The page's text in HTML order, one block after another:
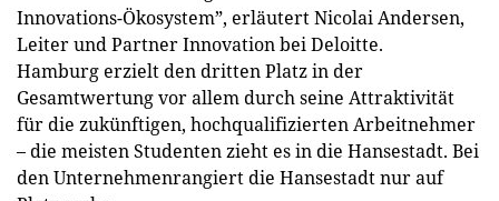
Innovations-Ökosystem”, erläutert Nicolai Andersen,
Leiter und Partner Innovation bei Deloitte.
Hamburg erzielt den dritten Platz in der
Gesamtwertung vor allem durch seine Attraktivität
für die zukünftigen, hochqualifizierten Arbeitnehmer
– die meisten Studenten zieht es in die Hansestadt. Bei
den Unternehmenrangiert die Hansestadt nur auf